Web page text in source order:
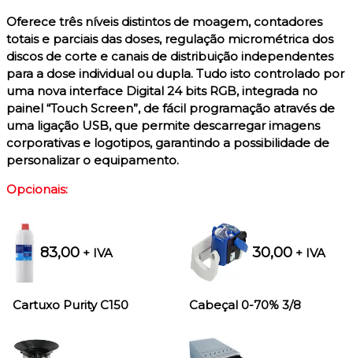
Oferece três níveis distintos de moagem, contadores
totais e parciais das doses, regulação micrométrica dos
discos de corte e canais de distribuição independentes
para a dose individual ou dupla. Tudo isto controlado por
uma nova interface Digital 24 bits RGB, integrada no
painel “Touch Screen”, de fácil programação através de
uma ligação USB, que permite descarregar imagens
corporativas e logotipos, garantindo a possibilidade de
personalizar o equipamento.
Opcionais:
83,00 + IVA
Cartuxo Purity C150
30,00+ IVA
Cabeçal 0-70% 3/8